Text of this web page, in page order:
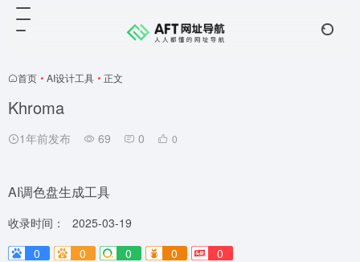
首页 • AI设计工具 • 正文
Khroma
1年前发布 69 0 0
AI调色盘生成工具
收录时间：
2025-03-19
0
0 0 0 0